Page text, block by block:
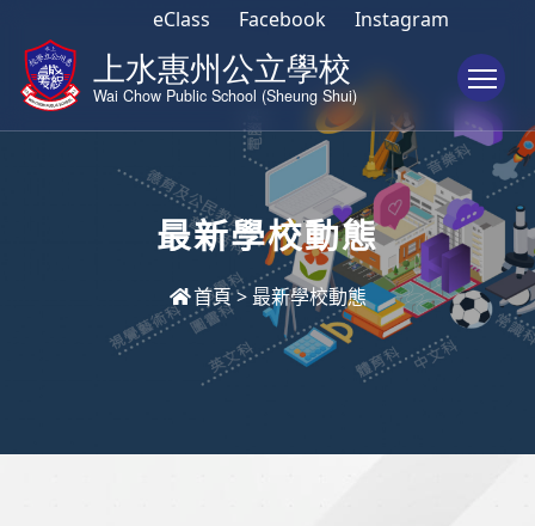
eClass Facebook Instagram
最新學校動態
首頁 > 最新學校動態